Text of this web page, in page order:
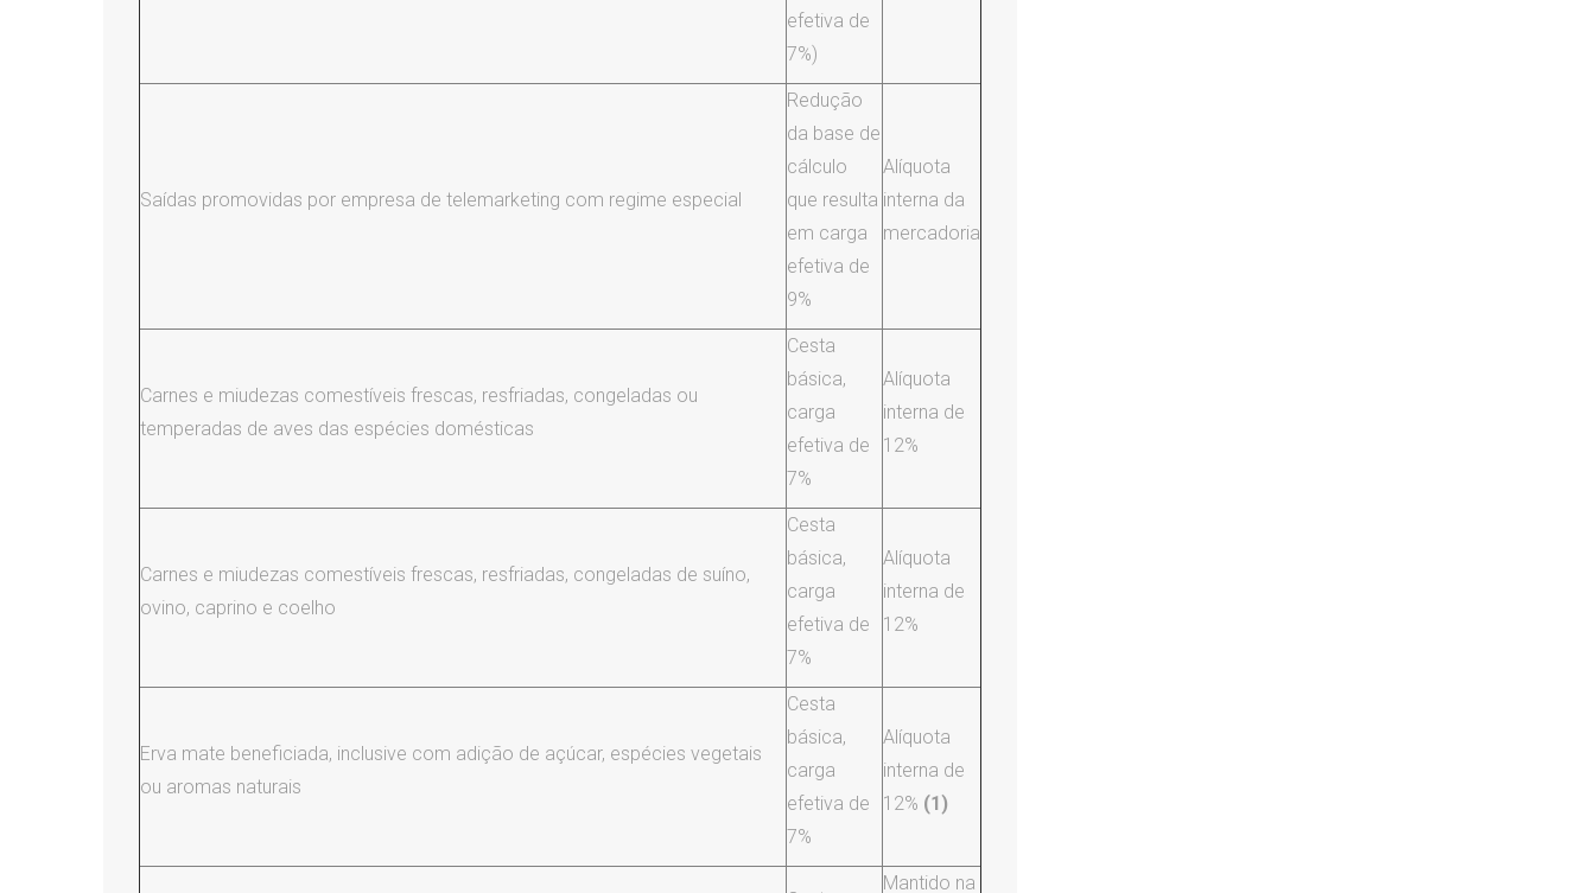
efetiva de
7%)
Saídas promovidas por empresa de telemarketing com regime especial
Redução
da base de
cálculo
que resulta
em carga
efetiva de
9%
Alíquota
interna da
mercadoria
Carnes e miudezas comestíveis frescas, resfriadas, congeladas ou
temperadas de aves das espécies domésticas
Cesta
básica,
carga
efetiva de
7%
Alíquota
interna de
12%
Carnes e miudezas comestíveis frescas, resfriadas, congeladas de suíno,
ovino, caprino e coelho
Cesta
básica,
carga
efetiva de
7%
Alíquota
interna de
12%
Erva mate beneficiada, inclusive com adição de açúcar, espécies vegetais
ou aromas naturais
Cesta
básica,
carga
efetiva de
7%
Alíquota
interna de
12% (1)
Mantido na